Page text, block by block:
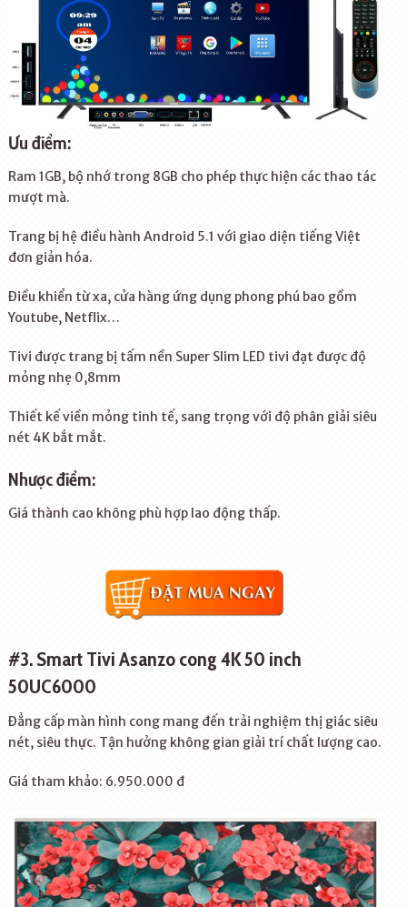
Ưu điểm:
Ram 1GB, bộ nhớ trong 8GB cho phép thực hiện các thao tác
mượt mà.
Trang bị hệ điều hành Android 5.1 với giao diện tiếng Việt
đơn giản hóa.
Điều khiển từ xa, cửa hàng ứng dụng phong phú bao gồm
Youtube, Netflix…
Tivi được trang bị tấm nền Super Slim LED tivi đạt được độ
mỏng nhẹ 0,8mm
Thiết kế viền mỏng tinh tế, sang trọng với độ phân giải siêu
nét 4K bắt mắt.
Nhược điểm:
Giá thành cao không phù hợp lao động thấp.
#3. Smart Tivi Asanzo cong 4K 50 inch
50UC6000
Đẳng cấp màn hình cong mang đến trải nghiệm thị giác siêu
nét, siêu thực. Tận hưởng không gian giải trí chất lượng cao.
Giá tham khảo: 6.950.000 đ